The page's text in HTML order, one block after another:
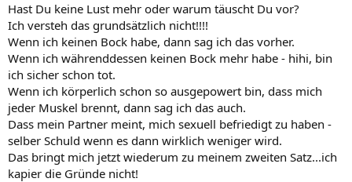
Hast Du keine Lust mehr oder warum täuscht Du vor?
Ich versteh das grundsätzlich nicht!!!!
Wenn ich keinen Bock habe, dann sag ich das vorher.
Wenn ich währenddessen keinen Bock mehr habe - hihi, bin
ich sicher schon tot.
Wenn ich körperlich schon so ausgepowert bin, dass mich
jeder Muskel brennt, dann sag ich das auch.
Dass mein Partner meint, mich sexuell befriedigt zu haben -
selber Schuld wenn es dann wirklich weniger wird.
Das bringt mich jetzt wiederum zu meinem zweiten Satz...ich
kapier die Gründe nicht!